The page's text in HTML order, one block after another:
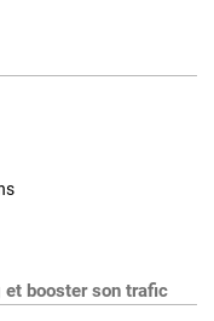
et booster son trafic